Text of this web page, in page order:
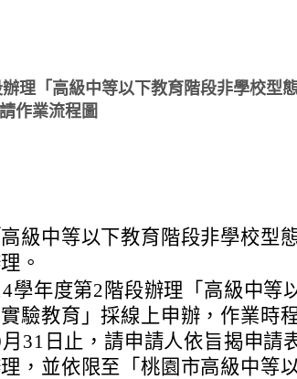
理「高級中等以下教育階段非學校型
作業流程圖
級中等以下教育階段非學校型
。
學年度第2階段辦理「高級中等
驗教育」採線上申辦，作業時
31日止，請申請人依旨揭申請
，並依限至「桃園市高級中等